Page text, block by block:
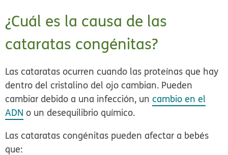
¿Cuál es la causa de las
cataratas congénitas?
Las cataratas ocurren cuando las proteínas que hay
dentro del cristalino del ojo cambian. Pueden
cambiar debido a una infección, uncambio en el
ADN o un desequilibrio químico.
Las cataratas congénitas pueden afectar a bebés
que: